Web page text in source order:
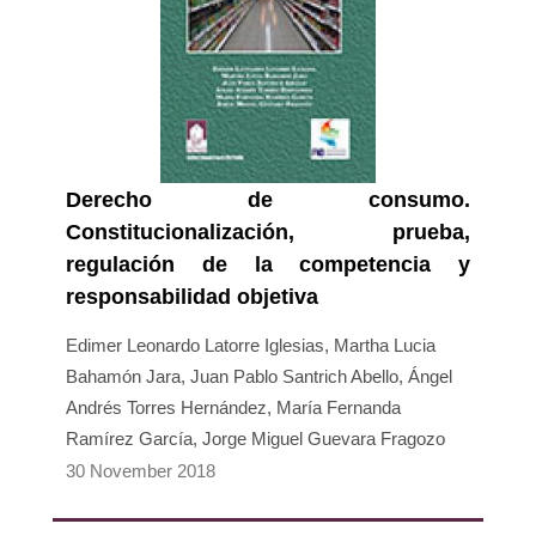
Derecho de consumo.
Constitucionalización, prueba,
regulación de la competencia y
responsabilidad objetiva
Edimer Leonardo Latorre Iglesias, Martha Lucia
Bahamón Jara, Juan Pablo Santrich Abello, Ángel
Andrés Torres Hernández, María Fernanda
Ramírez García, Jorge Miguel Guevara Fragozo
30 November 2018